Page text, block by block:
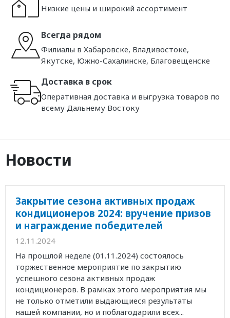
Низкие цены и широкий ассортимент
Всегда рядом
Филиалы в Хабаровске, Владивостоке,
Якутске, Южно-Сахалинске, Благовещенске
Доставка в срок
Оперативная доставка и выгрузка товаров по
всему Дальнему Востоку
Новости
Закрытие сезона активных продаж
кондиционеров 2024: вручение призов
и награждение победителей
12.11.2024
На прошлой неделе (01.11.2024) состоялось
торжественное мероприятие по закрытию
успешного сезона активных продаж
кондиционеров. В рамках этого мероприятия мы
не только отметили выдающиеся результаты
нашей компании, но и поблагодарили всех...